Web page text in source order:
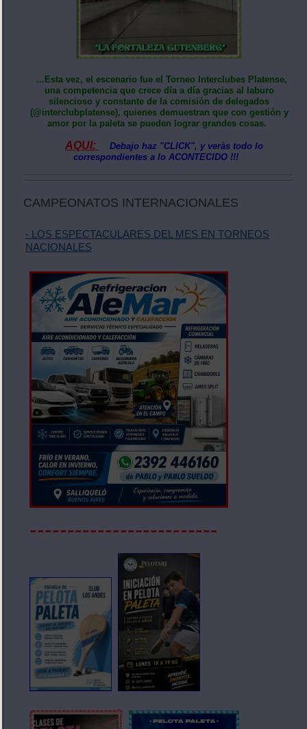
…Esta vez, el escenario fue el Torneo Interclubes Platense,
una competencia que crece día a día gracias al laburo
silencioso y constante de la comisión de delegados
(@interclubplatense), quienes demuestran que con gestión y
amor por la paleta se pueden lograr grandes cosas.
AQUI:
Debajo haz "CLICK", y veràs todo lo
correspondientes a lo ACONTECIDO !!!
CAMPEONATOS INTERNACIONALES
- LOS ESPECTACULARES DEL MES EN TORNEOS
NACIONALES
-------------------------